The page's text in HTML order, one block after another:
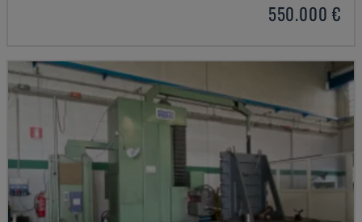
550.000 €